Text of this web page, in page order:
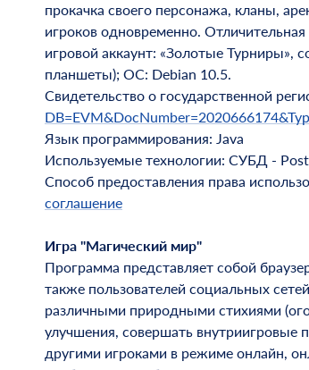
прокачка своего персонажа, кланы,
игроков одновременно.
игровой аккаунт: «Золотые
планшеты); ОС: Debian 10.5.
Свидетельство о государственной
Язык программирования: Java
Используемые технологии: СУБД -
Способ предоставления права
соглашение
Игра "Магический мир"
Программа представляет собой
также пользователей социальных
различными природными стихиями
улучшения, совершать внутриигровые
другими игроками в режиме онлайн,